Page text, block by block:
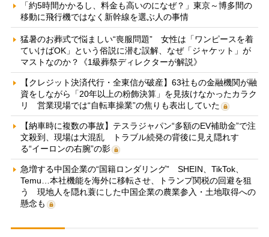
「約5時間かかるし、料金も高いのになぜ？」東京～博多間の
移動に飛行機ではなく新幹線を選ぶ人の事情
猛暑のお葬式で悩ましい“喪服問題” 女性は「ワンピースを着
ていけばOK」という俗説に潜む誤解、なぜ「ジャケット」が
マストなのか？《1級葬祭ディレクターが解説》
【クレジット決済代行・全東信が破産】63社もの金融機関が融
資をしながら「20年以上の粉飾決算」を見抜けなかったカラク
リ 営業現場では“自転車操業”の焦りも表出していた
【納車時に複数の事故】テスラジャパン“多額のEV補助金”で注
文殺到、現場は大混乱 トラブル続発の背後に見え隠れす
る“イーロンの右腕”の影
急増する中国企業の“国籍ロンダリング” SHEIN、TikTok、
Temu…本社機能を海外に移転させ、トランプ関税の回避を狙
う 現地人を隠れ蓑にした中国企業の農業参入・土地取得への
懸念も